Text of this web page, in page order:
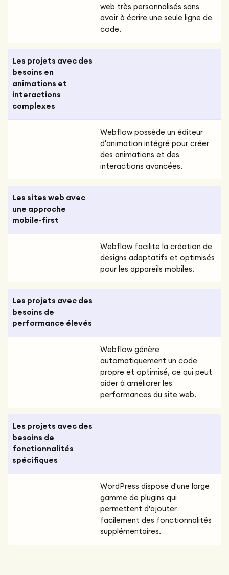
web très personnalisés sans
avoir à écrire une seule ligne de
code.
Les projets avec des
besoins en
animations et
interactions
complexes
Webflow possède un éditeur
d'animation intégré pour créer
des animations et des
interactions avancées.
Les sites web avec
une approche
mobile-first
Webflow facilite la création de
designs adaptatifs et optimisés
pour les appareils mobiles.
Les projets avec des
besoins de
performance élevés
Webflow génère
automatiquement un code
propre et optimisé, ce qui peut
aider à améliorer les
performances du site web.
Les projets avec des
besoins de
fonctionnalités
spécifiques
WordPress dispose d'une large
gamme de plugins qui
permettent d'ajouter
facilement des fonctionnalités
supplémentaires.‍